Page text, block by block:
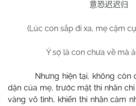
意恐迟迟归
(Lúc con sắp đi xa, mẹ cặm
Ý sợ là con chưa về mà
Nhưng hiện tại, không còn
dặn của mẹ, trước mặt thi nhân
vàng vô tình, khiến thi nhân cảm